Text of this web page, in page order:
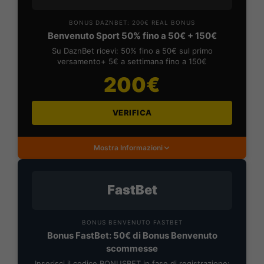
BONUS DAZNBET: 200€ REAL BONUS
Benvenuto Sport 50% fino a 50€ + 150€
Su DaznBet ricevi: 50% fino a 50€ sul primo
versamento+ 5€ a settimana fino a 150€
200€
VERIFICA
Mostra Informazioni
FastBet
BONUS BENVENUTO FASTBET
Bonus FastBet: 50€ di Bonus Benvenuto
scommesse